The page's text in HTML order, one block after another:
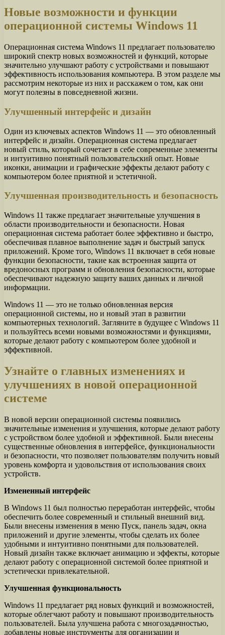
Новые возможности и функции
операционной системы Windows 11
Операционная система Windows 11 предлагает пользователю
широкий спектр новых возможностей и функций, которые
значительно улучшают работу с устройствами и повышают
эффективность использования компьютера. В этом разделе мы
рассмотрим некоторые из них и расскажем о том, как они
могут полезны в повседневной жизни.
Улучшенный интерфейс и дизайн
Один из ключевых аспектов Windows 11 — это обновленный
интерфейс и дизайн. Операционная система предлагает
новый стиль, который сочетает в себе современные элементы
и интуитивно понятный пользовательский опыт. Новые
иконки, анимации и графические эффекты делают работу с
компьютером более приятной и эстетичной.
Улучшенная производительность и безопасность
Windows 11 также предлагает значительные улучшения в
области производительности и безопасности. Новая
операционная система работает более эффективно и быстро,
обеспечивая плавное выполнение задач и быстрый запуск
приложений. Кроме того, Windows 11 включает в себя новые
функции безопасности, такие как встроенная защита от
вредоносных программ и обновления безопасности, которые
обеспечивают надежную защиту ваших данных и личной
информации.
Windows 11 — это не только обновленная версия
операционной системы, но и новый этап в развитии
компьютерных технологий. Загляните в будущее с Windows 11
и пользуйтесь всеми новыми возможностями и функциями,
которые делают работу с компьютером более удобной и
эффективной.
Узнайте о главных изменениях и
улучшениях в новой операционной
системе
В новой версии операционной системы появились
значительные изменения и улучшения, которые делают работу
с устройством более удобной и эффективной. Были внесены
существенные обновления в интерфейсе, функциональности
и безопасности, что позволяет пользователям получить новый
уровень комфорта и удовольствия от использования своих
устройств.
Измененный интерфейс
В Windows 11 был полностью переработан интерфейс, чтобы
обеспечить более современный и стильный внешний вид.
Были внесены изменения в меню Пуск, панель задач, окна
приложений и другие элементы, чтобы сделать их более
удобными и интуитивно понятными для пользователей.
Новый дизайн также включает анимацию и эффекты, которые
делают работу с операционной системой более приятной и
эстетически привлекательной.
Улучшенная функциональность
Windows 11 предлагает ряд новых функций и возможностей,
которые облегчают работу и повышают производительность
пользователей. Была улучшена работа с многозадачностью,
добавлены новые инструменты для организации и